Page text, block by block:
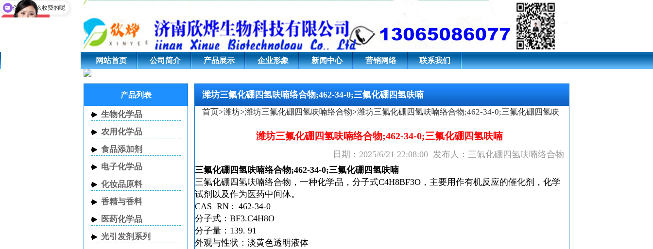
潍坊三氟化硼四氢呋喃络合物;462-34-0;三氟化硼四氢呋喃
网站首页 公司简介 产品展示 企业形象 新闻中心 营销网络 联系我们
潍坊三氟化硼四氢呋喃络合物;462-34-0;三氟化硼四氢呋喃
首页>潍坊>潍坊三氟化硼四氢呋喃络合物>潍坊三氟化硼四氢呋喃络合物;462-34-0;三氟化硼四氢呋
潍坊三氟化硼四氢呋喃络合物;462-34-0;三氟化硼四氢呋喃
日期：2025/6/21 22:08:00 发布人：三氟化硼四氢呋喃络合物
三氟化硼四氢呋喃络合物;462-34-0;三氟化硼四氢呋喃
三氟化硼四氢呋喃络合物，一种化学品，分子式C4H8BF3O，主要用作有机反应的催化剂， 化学
试剂以及作为医药中间体。
CAS RN : 462-34-0
分子式：BF3.C4H8O
分子量：139. 91
外观与性状：淡黄色透明液体
产品列表
生物化学品
农用化学品
食品添加剂
电子化学品
化妆品原料
香精与香料
医药化学品
光引发剂系列
你们是怎么收费的呢